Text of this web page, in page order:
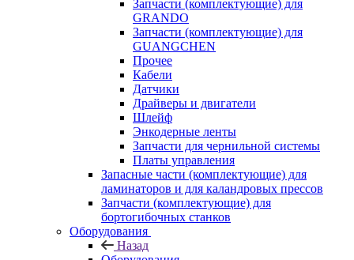
Запчасти (комплектующие) для
GRANDO
Запчасти (комплектующие) для
GUANGCHEN
Прочее
Кабели
Датчики
Драйверы и двигатели
Шлейф
Энкодерные ленты
Запчасти для чернильной системы
Платы управления
Запасные части (комплектующие) для
ламинаторов и для каландровых прессов
Запчасти (комплектующие) для
бортогибочных станков
Оборудования
Назад